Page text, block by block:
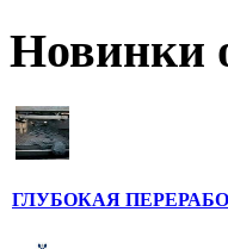
Новинки
ГЛУБОКАЯ